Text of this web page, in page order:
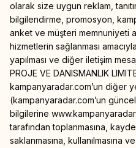
olarak size uygun reklam,
bilgilendirme, promosyon,
anket ve müşteri memnuniyeti
hizmetlerin sağlanması
yapılması ve diğer iletişim
PROJE VE DANISMANLIK
kampanyaradar.com’un diğer
(kampanyaradar.com’un
bilgilerine
tarafından toplanmasına,
saklanmasına, kullanılmasına